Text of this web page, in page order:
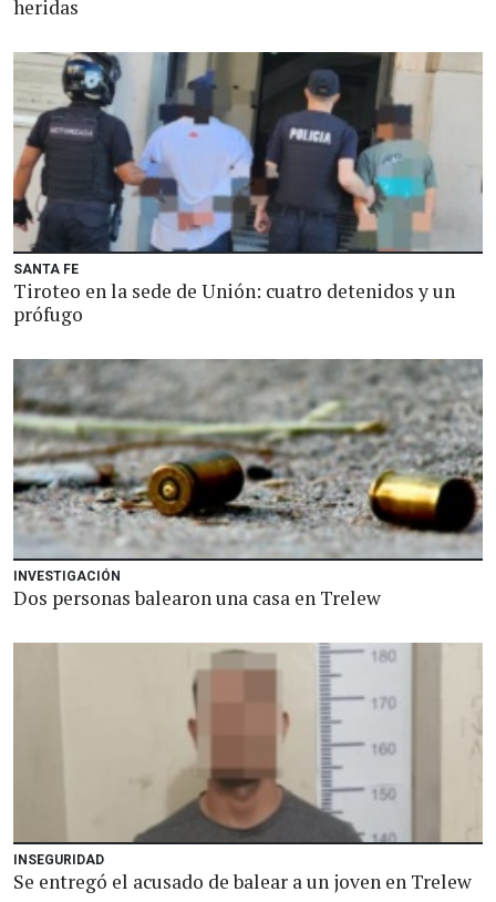
heridas
SANTA FE
Tiroteo en la sede de Unión: cuatro detenidos y un
prófugo
INVESTIGACIÓN
Dos personas balearon una casa en Trelew
INSEGURIDAD
Se entregó el acusado de balear a un joven en Trelew